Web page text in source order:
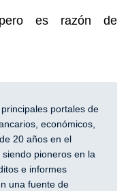
es razón de
portales de
económicos,
20 años en el
pioneros en la
e informes
una fuente de